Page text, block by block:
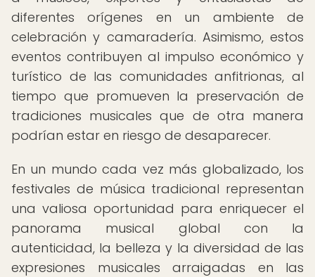
diferentes orígenes en un ambiente de
celebración y camaradería. Asimismo, estos
eventos contribuyen al impulso económico y
turístico de las comunidades anfitrionas, al
tiempo que promueven la preservación de
tradiciones musicales que de otra manera
podrían estar en riesgo de desaparecer.
En un mundo cada vez más globalizado, los
festivales de música tradicional representan
una valiosa oportunidad para enriquecer el
panorama musical global con la
autenticidad, la belleza y la diversidad de las
expresiones musicales arraigadas en las